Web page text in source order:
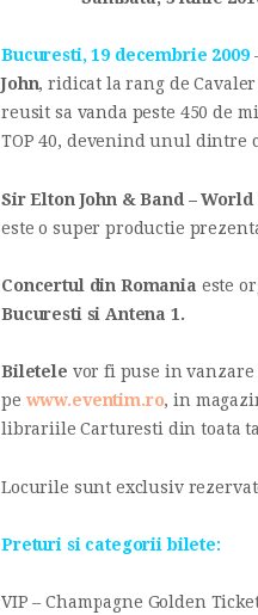
Bucuresti, 19 decembrie 2009
John, ridicat la rang de
reusit sa vanda peste 450 de
TOP 40, devenind unul dintre
Sir Elton John & Band – World
este o super productie
Concertul din Romania este
Bucuresti si Antena 1.
Biletele vor fi puse in vanzare
pe www.eventim.ro, in
librariile Carturesti din toata
Locurile sunt exclusiv
Preturi si categorii bilete:
VIP – Champagne Golden